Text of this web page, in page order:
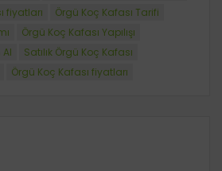
fiyatları
Örgü Koç Kafası Tarifi
Örgü Koç Kafası Yapılışı
Al
Satılık Örgü Koç Kafası
Örgü Koç Kafası fiyatları